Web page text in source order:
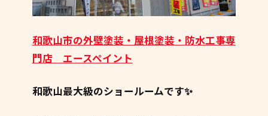
和歌山市の外壁塗装・屋根塗装・防水工事専
門店 エースペイント
和歌山最大級のショールームです✨